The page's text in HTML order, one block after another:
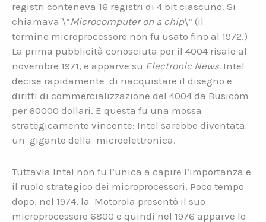
registri conteneva 16 registri di 4 bit ciascuno. Si
chiamava \”Microcomputer on a chip\” (il
termine microprocessore non fu usato fino al 1972.)
La prima pubblicità conosciuta per il 4004 risale al
novembre 1971, e apparve su Electronic News. Intel
decise rapidamente di riacquistare il disegno e
diritti di commercializzazione del 4004 da Busicom
per 60000 dollari. E questa fu una mossa
strategicamente vincente: Intel sarebbe diventata
un gigante della microelettronica.
Tuttavia Intel non fu l’unica a capire l’importanza e
il ruolo strategico dei microprocessori. Poco tempo
dopo, nel 1974, la Motorola presentò il suo
microprocessore 6800 e quindi nel 1976 apparve lo